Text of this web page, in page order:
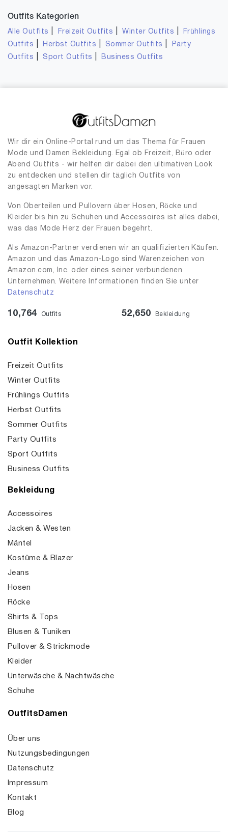
Outfits Kategorien
Alle Outfits Freizeit Outfits |Winter Outfits
Frühlings
Outfits
Herbst Outfits Sommer Outfits
Party
Outfits
Sport Outfits Business Outfits
Wir dir ein Online-Portal rund um das Thema für Frauen
Mode und Damen Bekleidung. Egal ob Freizeit, Büro oder
Abend Outfits - wir helfen dir dabei den ultimativen Look
zu entdecken und stellen dir täglich Outfits von
angesagten Marken vor.
Von Oberteilen und Pullovern über Hosen, Röcke und
Kleider bis hin zu Schuhen und Accessoires ist alles dabei,
was das Mode Herz der Frauen begehrt.
Als Amazon-Partner verdienen wir an qualifizierten Käufen.
Amazon und das Amazon-Logo sind Warenzeichen von
Amazon.com, Inc. oder eines seiner verbundenen
Unternehmen. Weitere Informationen finden Sie unter
Datenschutz
10,764 Outfits 52,650 Bekleidung
Outfit Kollektion
Freizeit Outfits
Winter Outfits
Frühlings Outfits
Herbst Outfits
Sommer Outfits
Party Outfits
Sport Outfits
Business Outfits
Bekleidung
Accessoires
Jacken & Westen
Mäntel
Kostüme & Blazer
Jeans
Hosen
Röcke
Shirts & Tops
Blusen & Tuniken
Pullover & Strickmode
Kleider
Unterwäsche & Nachtwäsche
Schuhe
OutfitsDamen
Über uns
Nutzungsbedingungen
Datenschutz
Impressum
Kontakt
Blog